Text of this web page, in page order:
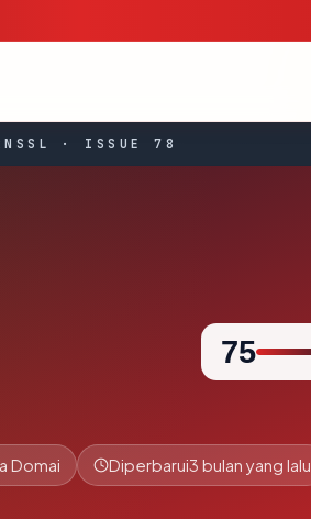
· ISSUE 78
75
Domai Diperbarui3 bulan yang lalu